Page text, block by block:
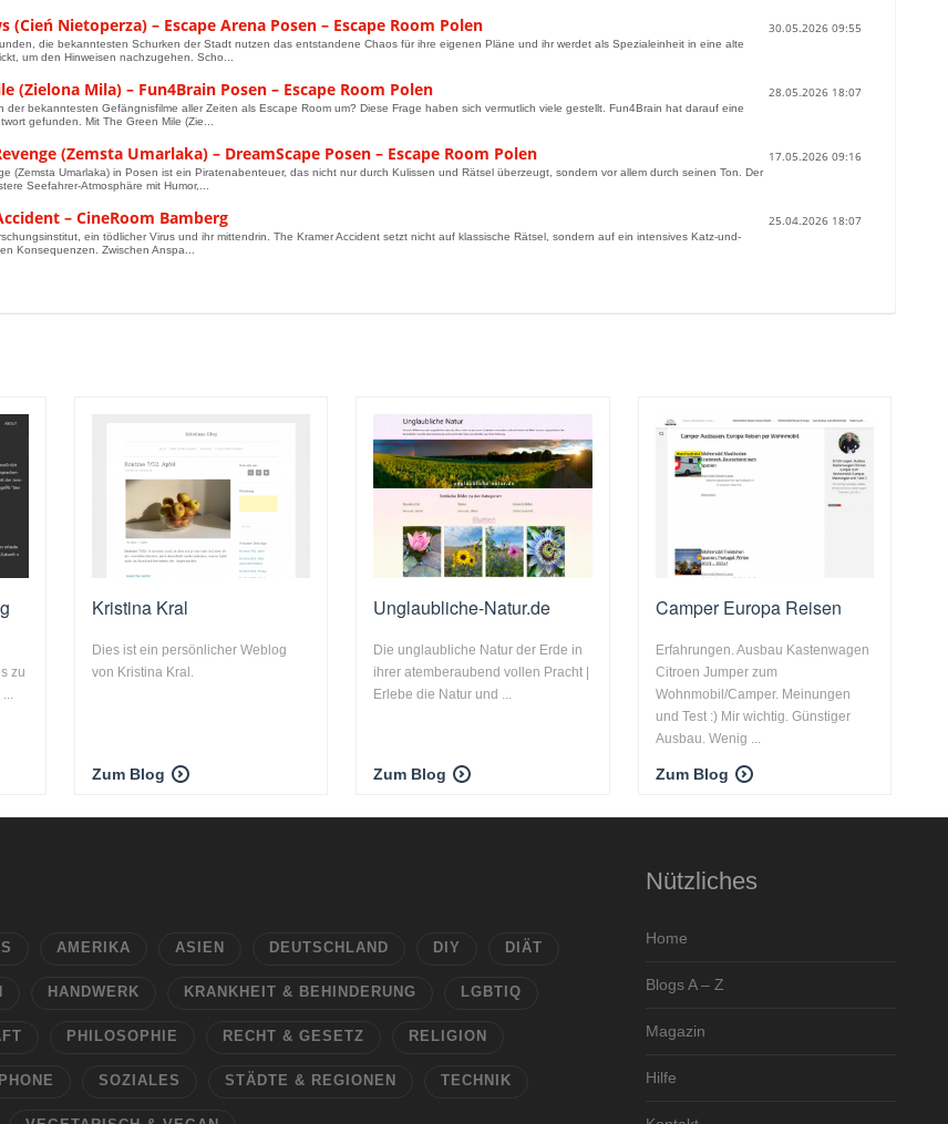
(Cień Nietoperza) – Escape Arena Posen – Escape Room Polen 30.05.2026 09:55
die bekanntesten Schurken der Stadt nutzen das entstandene Chaos für ihre eigenen Pläne und ihr werdet als Spezialeinheit in eine alte
um den Hinweisen nachzugehen. Scho...
(Zielona Mila) – Fun4Brain Posen – Escape Room Polen 28.05.2026 18:07
der bekanntesten Gefängnisfilme aller Zeiten als Escape Room um? Diese Frage haben sich vermutlich viele gestellt. Fun4Brain hat darauf eine
gefunden. Mit The Green Mile (Zie...
(Zemsta Umarlaka) – DreamScape Posen – Escape Room Polen 17.05.2026 09:16
(Zemsta Umarlaka) in Posen ist ein Piratenabenteuer, das nicht nur durch Kulissen und Rätsel überzeugt, sondern vor allem durch seinen Ton. Der
Seefahrer-Atmosphäre mit Humor,...
– CineRoom Bamberg 25.04.2026 18:07
ein tödlicher Virus und ihr mittendrin. The Kramer Accident setzt nicht auf klassische Rätsel, sondern auf ein intensives Katz-und-
Konsequenzen. Zwischen Anspa...
zu
Kristina Kral
Dies ist ein persönlicher Weblog
von Kristina Kral.
Zum Blog
Unglaubliche-Natur.de
Die unglaubliche Natur der Erde in
ihrer atemberaubend vollen Pracht |
Erlebe die Natur und ...
Zum Blog
Camper Europa Reisen
Erfahrungen. Ausbau Kastenwagen
Citroen Jumper zum
Wohnmobil/Camper. Meinungen
und Test :) Mir wichtig. Günstiger
Ausbau. Wenig ...
Zum Blog
AMERIKA ASIEN DEUTSCHLAND DIY DIÄT
HANDWERK KRANKHEIT & BEHINDERUNG LGBTIQ
PHILOSOPHIE RECHT & GESETZ RELIGION
SOZIALES STÄDTE & REGIONEN TECHNIK
Nützliches
Home
Blogs A – Z
Magazin
Hilfe